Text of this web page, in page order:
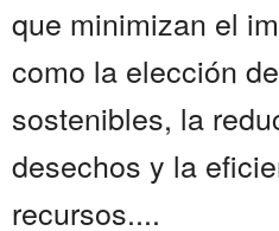
que minimizan el
como la elección
sostenibles, la
desechos y la
recursos....